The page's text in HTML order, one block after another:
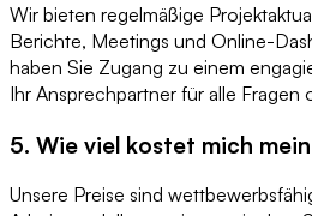
Wir bieten regelmäßige
Berichte, Meetings und Online-
haben Sie Zugang zu einem
Ihr Ansprechpartner für alle Fragen
5. Wie viel kostet mich
Unsere Preise sind